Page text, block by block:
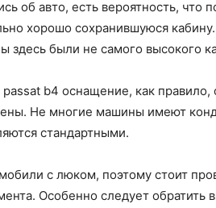
об авто, есть вероятность,
хорошо сохранившуюся
здесь были не самого высокого
b4 оснащение, как
Не многие машины имеют
стандартными.
с люком, поэтому стоит
Особенно следует обратить